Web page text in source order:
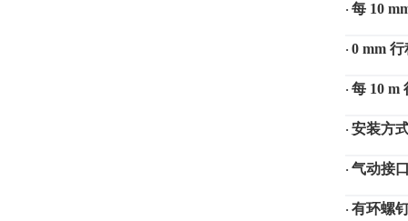
· 每 10
· 0 mm
· 每 10 m
· 安装方
· 气动接
· 有环螺